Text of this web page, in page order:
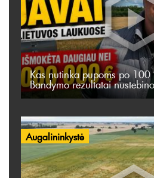
Kas nutinka pupoms po 100
Bandymo rezultatai
Augalininkystė